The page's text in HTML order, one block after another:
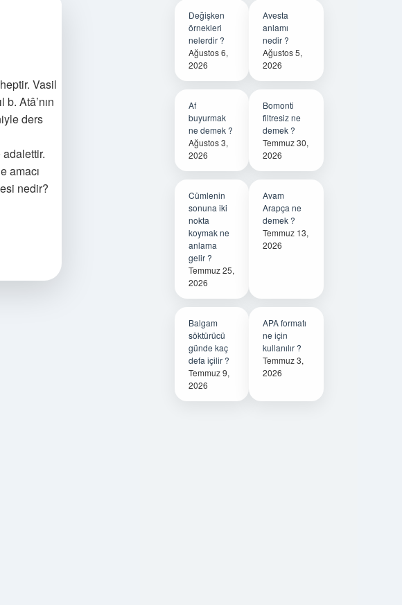
Vasil
Atâ’nın
ders
amacı
nedir?
Değişken
örnekleri
nelerdir ?
Ağustos 6,
2026
Avesta
anlamı
nedir ?
Ağustos 5,
2026
Af
buyurmak
ne demek ?
Ağustos 3,
2026
Bomonti
filtresiz ne
demek ?
Temmuz 30,
2026
Cümlenin
sonuna iki
nokta
koymak ne
anlama
gelir ?
Temmuz 25,
2026
Avam
Arapça ne
demek ?
Temmuz 13,
2026
Balgam
söktürücü
günde kaç
defa içilir ?
Temmuz 9,
2026
APA formatı
ne için
kullanılır ?
Temmuz 3,
2026